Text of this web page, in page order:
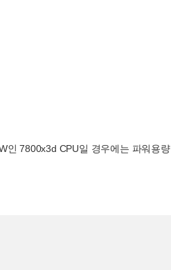
인 7800x3d CPU일 경우에는 파워용량